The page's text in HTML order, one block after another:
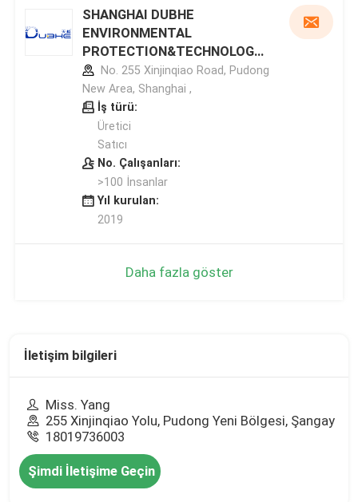
SHANGHAI DUBHE
ENVIRONMENTAL
PROTECTION&TECHNOLOGY
CO.,LTD
No. 255 Xinjinqiao Road, Pudong
New Area, Shanghai ,
İş türü:
Üretici
Satıcı
No. Çalışanları:
>100 İnsanlar
Yıl kurulan:
2019
Daha fazla göster
İletişim bilgileri
Miss. Yang
255 Xinjinqiao Yolu, Pudong Yeni Bölgesi, Şangay
18019736003
Şimdi İletişime Geçin